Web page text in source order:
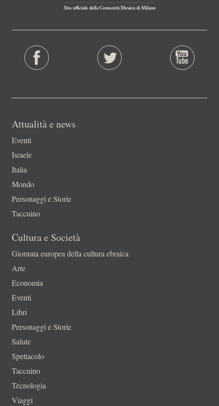
Attualità e news
Eventi
Israele
Italia
Mondo
Personaggi e Storie
Taccuino
Cultura e Società
Giornata europea della cultura ebraica
Arte
Economia
Eventi
Libri
Personaggi e Storie
Salute
Spettacolo
Taccuino
Tecnologia
Viaggi